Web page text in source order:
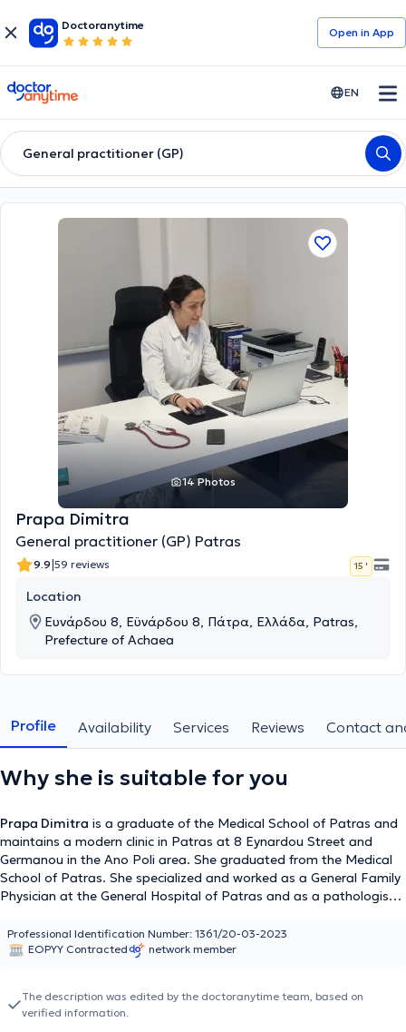
Doctoranytime
Open in Αpp
doctoranytime EN
General practitioner (GP)
14 Photos
Prapa Dimitra
General practitioner (GP) Patras
9.9|59 reviews 15 '
Location
Ευνάρδου 8, Εϋνάρδου 8, Πάτρα, Ελλάδα, Patras,
Prefecture of Achaea
Profile Availability Services Reviews Contact
Why she is suitable for you
Prapa Dimitra is a graduate of the Medical School of Patras and
maintains a modern clinic in Patras at 8 Eynardou Street and
Germanou in the Ano Poli area. She graduated from the Medical
School of Patras. She specialized and worked as a General Family
Physician at the General Hospital of Patras and as a pathologist
diploma in Health Unit Management. She has successfully
attended seminars on Advanced Trauma Life Support (ATLS),
hospital management of urgent cases. Since 2022 to the present,
she has been undergoing further training in Emergency Prehospital
Professional Identification Number: 1361/20-03-2023
EOPYY Contracted
network member
The description was edited by the doctoranytime team, based on
verified information.